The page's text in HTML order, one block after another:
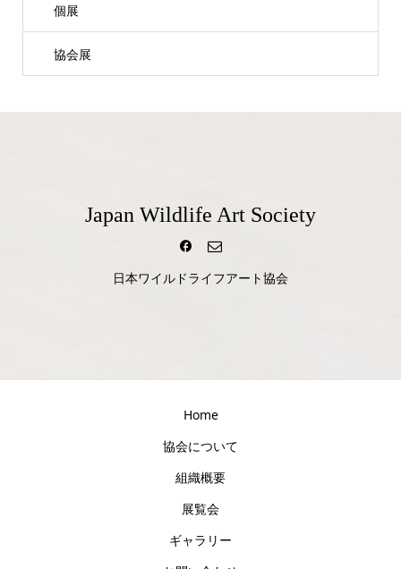
個展
協会展
Japan Wildlife Art Society
日本ワイルドライフアート協会
Home
協会について
組織概要
展覧会
ギャラリー